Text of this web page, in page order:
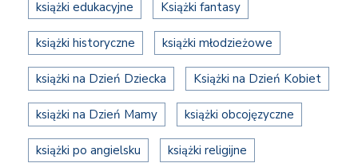
książki edukacyjne Książki fantasy
książki historyczne książki młodzieżowe
książki na Dzień Dziecka Książki na Dzień Kobiet
książki na Dzień Mamy książki obcojęzyczne
książki po angielsku książki religijne